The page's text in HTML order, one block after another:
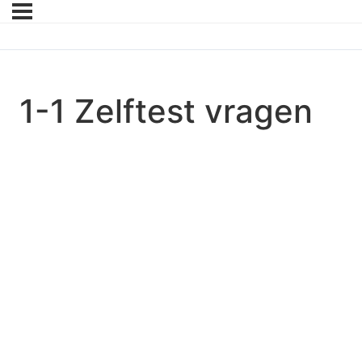
1-1 Zelftest vragen